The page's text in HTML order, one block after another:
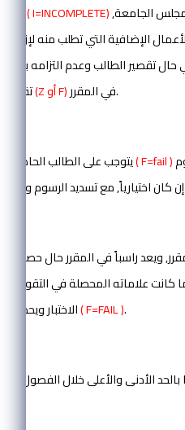
( I=INCOMPLETE)مجلس الجامعة,
الإضافية التي تطلب منه لإزالة
حال تقصير الطالب وعدم التزامه
تقدير محروم او راسب
(Z أو F) في المقرر.
يتوجب على الطالب الحاصل على تقدير راسب( F=fail )
ويعد راسباً في المقرر حال
كانت علاماته المحصلة في
( F=FAIL ).
الأدنى والأعلى خلال الفصول